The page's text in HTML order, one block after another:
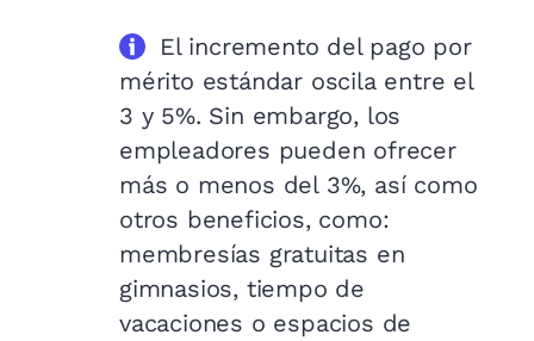
El incremento del pago por
mérito estándar oscila entre el
3 y 5%. Sin embargo, los
empleadores pueden ofrecer
más o menos del 3%, así como
otros beneficios, como:
membresías gratuitas en
gimnasios, tiempo de
vacaciones o espacios de